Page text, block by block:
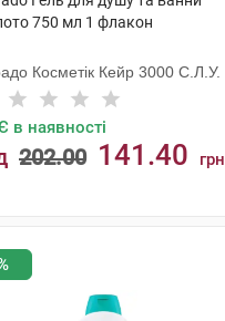
750 мл 1 флакон
Косметік Кейр 3000 С.Л.У.
в наявності
202.00 141.40 грн